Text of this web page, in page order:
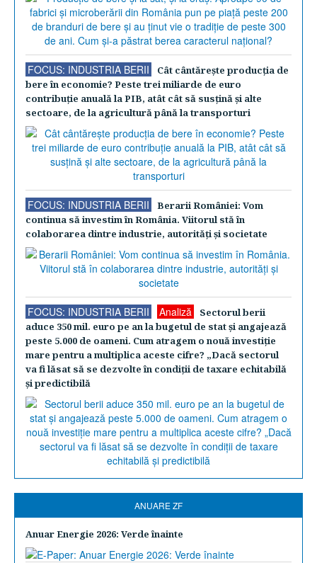
FOCUS: INDUSTRIA BERII
Cât cântăreşte producţia de
bere în economie? Peste trei miliarde de euro
contribuţie anuală la PIB, atât cât să susţină şi alte
sectoare, de la agricultură până la transporturi
FOCUS: INDUSTRIA BERII
Berarii României: Vom
continua să investim în România. Viitorul stă în
colaborarea dintre industrie, autorităţi şi societate
FOCUS: INDUSTRIA BERII Analiză
Sectorul berii
aduce 350 mil. euro pe an la bugetul de stat şi angajează
peste 5.000 de oameni. Cum atragem o nouă investiţie
mare pentru a multiplica aceste cifre? „Dacă sectorul
va fi lăsat să se dezvolte în condiţii de taxare echitabilă
şi predictibilă
ANUARE ZF
Anuar Energie 2026: Verde înainte